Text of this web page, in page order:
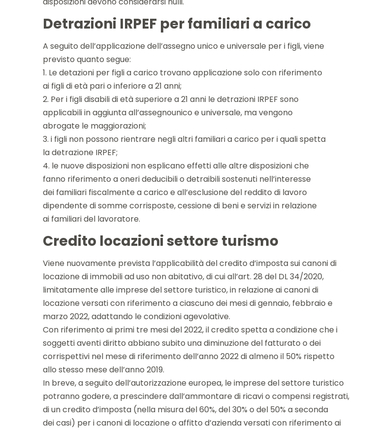
Detrazioni IRPEF per familiari a carico
A seguito dell’applicazione dell’assegno unico e universale per i figli, viene
previsto quanto segue:
1. Le detazioni per figli a carico trovano applicazione solo con riferimento
ai figli di età pari o inferiore a 21 anni;
2. Per i figli disabili di età superiore a 21 anni le detrazioni IRPEF sono
applicabili in aggiunta all’assegnounico e universale, ma vengono
abrogate le maggiorazioni;
3. i figli non possono rientrare negli altri familiari a carico per i quali spetta
la detrazione IRPEF;
4. le nuove disposizioni non esplicano effetti alle altre disposizioni che
fanno riferimento a oneri deducibili o detraibili sostenuti nell’interesse
dei familiari fiscalmente a carico e all’esclusione del reddito di lavoro
dipendente di somme corrisposte, cessione di beni e servizi in relazione
ai familiari del lavoratore.
Credito locazioni settore turismo
Viene nuovamente prevista l’applicabilità del credito d’imposta sui canoni di
locazione di immobili ad uso non abitativo, di cui all’art. 28 del DL 34/2020,
limitatamente alle imprese del settore turistico, in relazione ai canoni di
locazione versati con riferimento a ciascuno dei mesi di gennaio, febbraio e
marzo 2022, adattando le condizioni agevolative.
Con riferimento ai primi tre mesi del 2022, il credito spetta a condizione che i
soggetti aventi diritto abbiano subito una diminuzione del fatturato o dei
corrispettivi nel mese di riferimento dell’anno 2022 di almeno il 50% rispetto
allo stesso mese dell’anno 2019.
In breve, a seguito dell’autorizzazione europea, le imprese del settore turistico
potranno godere, a prescindere dall’ammontare di ricavi o compensi registrati,
di un credito d’imposta (nella misura del 60%, del 30% o del 50% a seconda
dei casi) per i canoni di locazione o affitto d’azienda versati con riferimento ai